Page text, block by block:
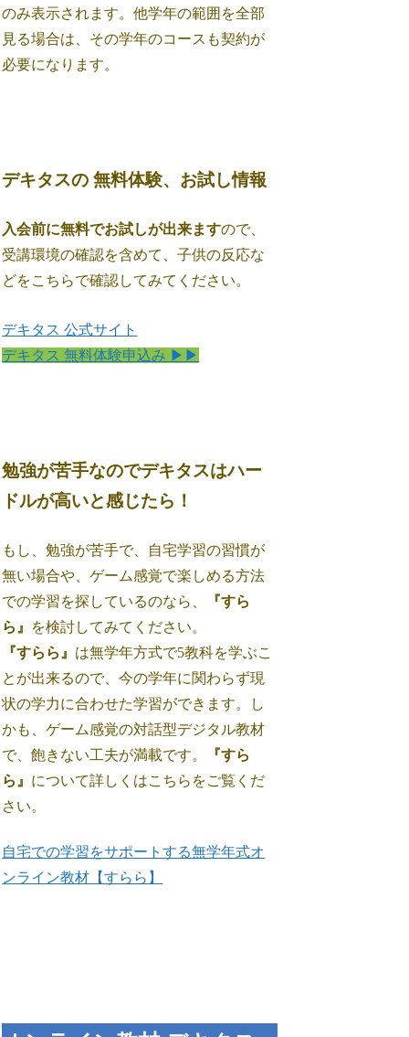
のみ表示されます。他学年の範囲を全部
見る場合は、その学年のコースも契約が
必要になります。
デキタスの 無料体験、お試し情報
入会前に無料でお試しが出来ますので、
受講環境の確認を含めて、子供の反応な
どをこちらで確認してみてください。
デキタス 公式サイト
デキタス 無料体験申込み ▶▶
勉強が苦手なのでデキタスはハー
ドルが高いと感じたら！
もし、勉強が苦手で、自宅学習の習慣が
無い場合や、ゲーム感覚で楽しめる方法
での学習を探しているのなら、
『すら
ら』
を検討してみてください。
『すらら』 は無学年方式で5教科を学ぶこ
とが出来るので、今の学年に関わらず現
状の学力に合わせた学習ができます。し
かも、ゲーム感覚の対話型デジタル教材
で、飽きない工夫が満載です。
『すら
ら』 について詳しくはこちらをご覧くだ
さい。
自宅での学習をサポートする無学年式オ
ンライン教材【すらら】